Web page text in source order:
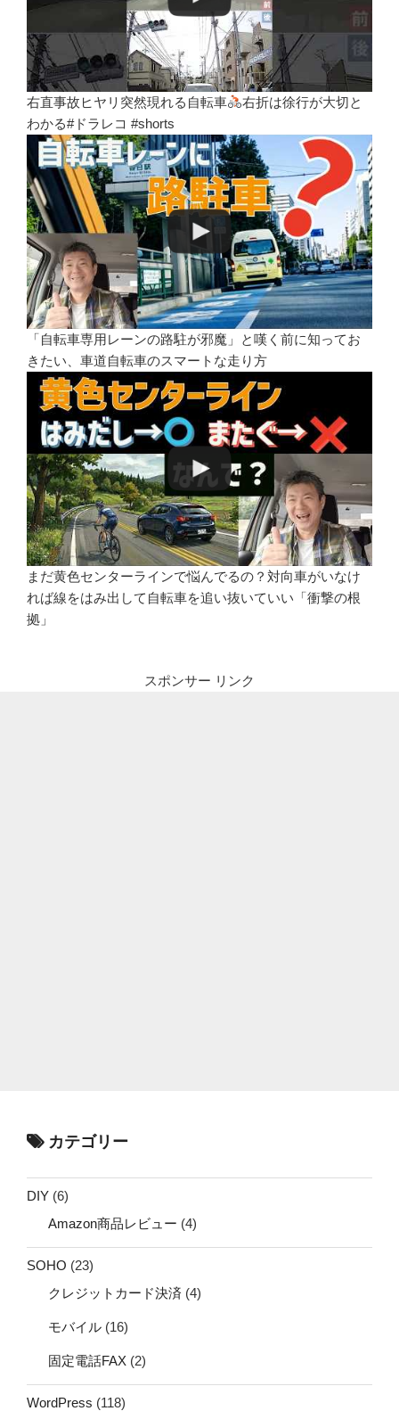
右直事故ヒヤリ突然現れる自転車
右折は徐行が大切と
わかる#ドラレコ #shorts
「自転車専用レーンの路駐が邪魔」と嘆く前に知ってお
きたい、車道自転車のスマートな走り方
まだ黄色センターラインで悩んでるの？対向車がいなけ
れば線をはみ出して自転車を追い抜いていい「衝撃の根
拠」
スポンサー リンク
カテゴリー
DIY (6)
Amazon商品レビュー (4)
SOHO (23)
クレジットカード決済 (4)
モバイル (16)
固定電話FAX (2)
WordPress (118)